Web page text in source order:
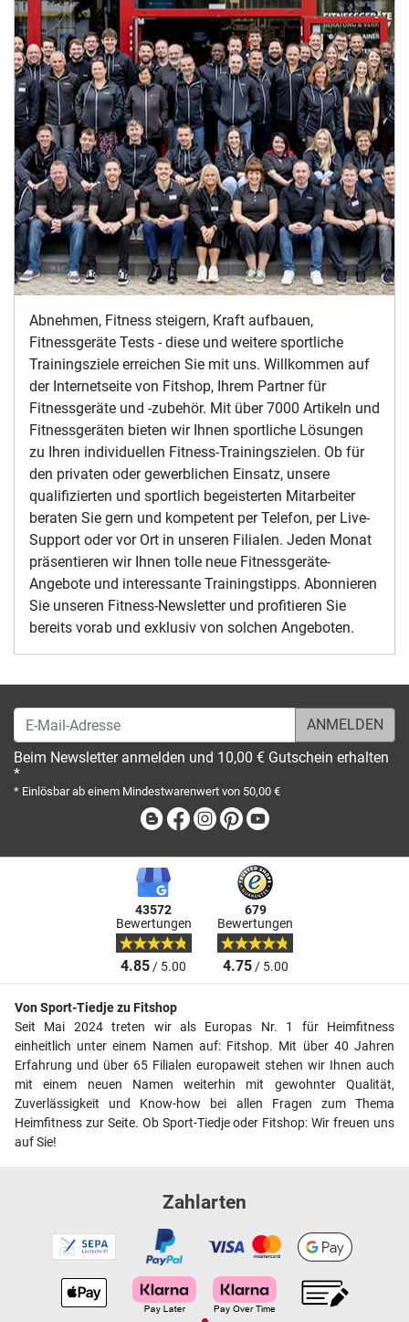
Abnehmen, Fitness steigern, Kraft aufbauen,
Fitnessgeräte Tests - diese und weitere sportliche
Trainingsziele erreichen Sie mit uns. Willkommen auf
der Internetseite von Fitshop, Ihrem Partner für
Fitnessgeräte und -zubehör. Mit über 7000 Artikeln und
Fitnessgeräten bieten wir Ihnen sportliche Lösungen
zu Ihren individuellen Fitness-Trainingszielen. Ob für
den privaten oder gewerblichen Einsatz, unsere
qualifizierten und sportlich begeisterten Mitarbeiter
beraten Sie gern und kompetent per Telefon, per Live-
Support oder vor Ort in unseren Filialen. Jeden Monat
präsentieren wir Ihnen tolle neue Fitnessgeräte-
Angebote und interessante Trainingstipps. Abonnieren
Sie unseren Fitness-Newsletter und profitieren Sie
bereits vorab und exklusiv von solchen Angeboten.
E-Mail-Adresse
Beim Newsletter anmelden und 10,00 € Gutschein erhalten
*
* Einlösbar ab einem Mindestwarenwert von 50,00 €
BlogFacebook
Instagram
Pinterest
43572
Bewertungen
4.85/ 5.00
679
Bewertungen
4.75/ 5.00
Von Sport-Tiedje zu Fitshop
Seit Mai 2024 treten wir als Europas Nr. 1 für Heimfitness
einheitlich unter einem Namen auf: Fitshop. Mit über 40 Jahren
Erfahrung und über 65 Filialen europaweit stehen wir Ihnen auch
mit einem neuen Namen weiterhin mit gewohnter Qualität,
Zuverlässigkeit und Know-how bei allen Fragen zum Thema
Heimfitness zur Seite. Ob Sport-Tiedje oder Fitshop: Wir freuen uns
auf Sie!
Zahlarten